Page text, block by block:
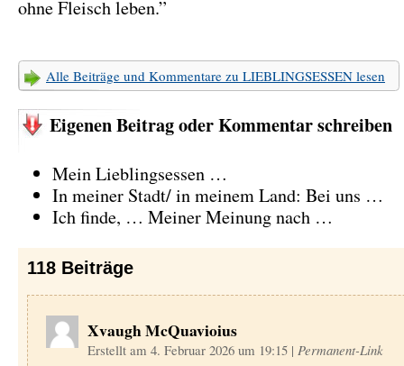
ohne Fleisch leben.”
Alle Beiträge und Kommentare zu LIEBLINGSESSEN lesen
Eigenen Beitrag oder Kommentar schreiben
Mein Lieblingsessen …
In meiner Stadt/ in meinem Land: Bei uns …
Ich finde, … Meiner Meinung nach …
118 Beiträge
Xvaugh McQuavioius
Erstellt am 4. Februar 2026 um 19:15 | Permanent-Link